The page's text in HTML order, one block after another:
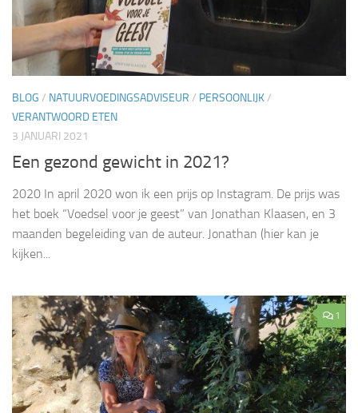
BLOG / NATUURVOEDINGSADVISEUR / PERSOONLIJK/
VERANTWOORD ETEN
3 JANUARI 2021
Een gezond gewicht in 2021?
2020 In april 2020 won ik een prijs op Instagram. De prijs was
het boek “Voedsel voor je geest” van Jonathan Klaasen, en 3
maanden begeleiding van de auteur. Jonathan (hier kan je
kijken...
1